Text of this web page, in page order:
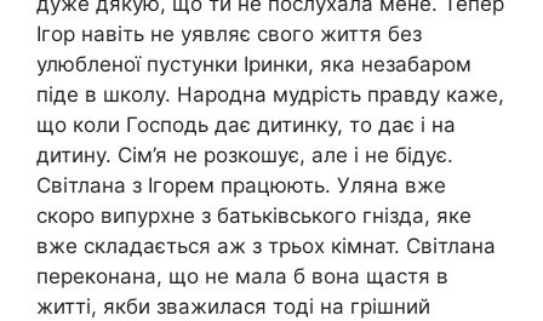
Ігор навіть не уявляє свого життя без
улюбленої пустунки Іринки, яка незабаром
піде в школу. Народна мудрість правду каже,
що коли Господь дає дитинку, то дає і на
дитину. Сім’я не розкошує, але і не бідує.
Світлана з Ігорем працюють. Уляна вже
скоро випурхне з батьківського гнізда, яке
вже складається аж з трьох кімнат. Світлана
переконана, що не мала б вона щастя в
житті, якби зважилася тоді на грішний